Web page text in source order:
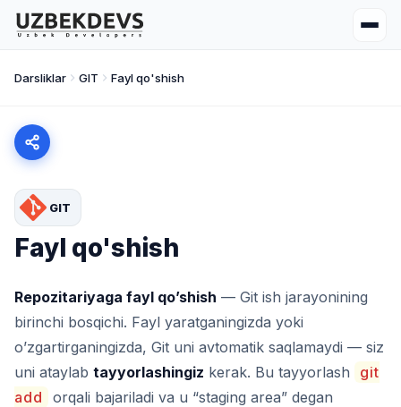
Darsliklar GIT Fayl qo'shish
GIT
Fayl qo'shish
Repozitariyaga fayl qo’shish — Git ish jarayonining
birinchi bosqichi. Fayl yaratganingizda yoki
o’zgartirganingizda, Git uni avtomatik saqlamaydi — siz
uni ataylab tayyorlashingiz kerak. Bu tayyorlash
git
add
orqali bajariladi va u “staging area” degan